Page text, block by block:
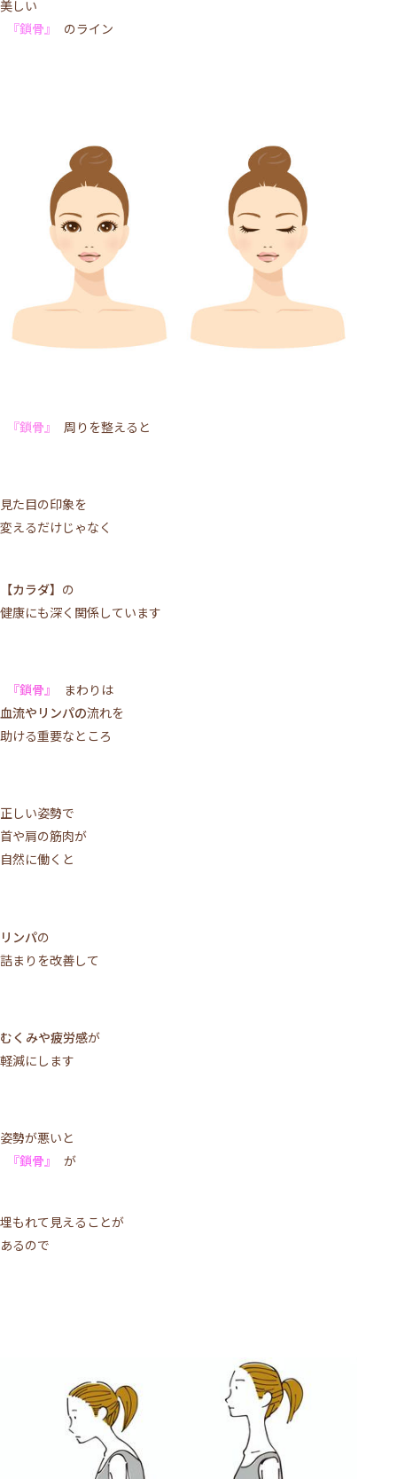
美しい
『鎖骨』
のライン
『鎖骨』 周りを整えると
見た目の印象を
変えるだけじゃなく
【カラダ】 の
健康にも深く関係しています
『鎖骨』
まわりは
血流やリンパの流れを
助ける重要なところ
正しい姿勢で
首や肩の筋肉が
自然に働くと
リンパの
詰まりを改善して
むくみや疲労感が
軽減にします
姿勢が悪いと
『鎖骨』
が
埋もれて見えることが
あるので